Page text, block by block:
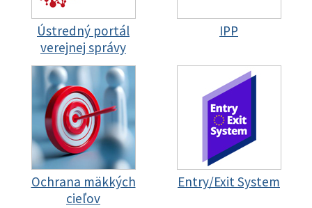
Ústredný portál
verejnej správy
IPP
Ochrana mäkkých
cieľov
Entry/Exit System